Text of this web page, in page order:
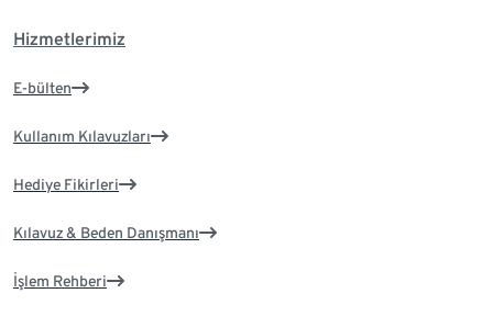
Hizmetlerimiz
E-bülten
Kullanım Kılavuzları
Hediye Fikirleri
Kılavuz & Beden Danışmanı
İşlem Rehberi